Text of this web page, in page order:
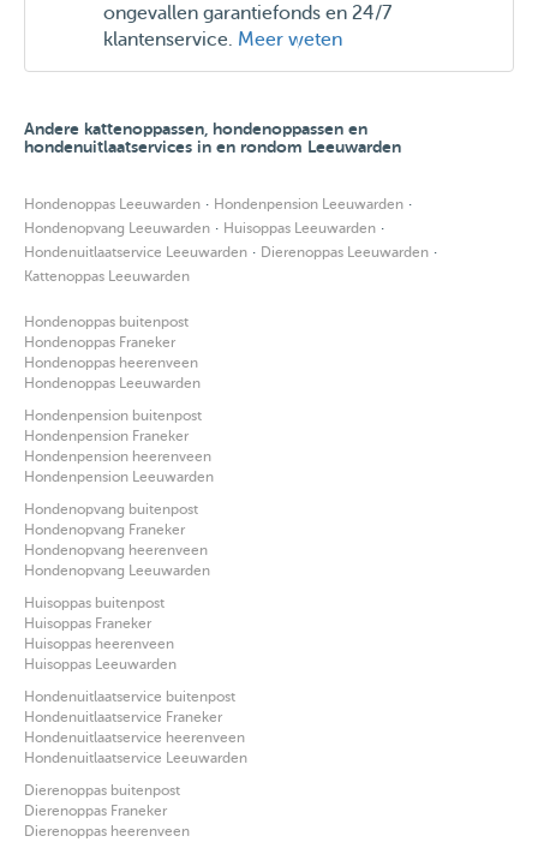
ongevallen garantiefonds en 24/7
klantenservice. Meer weten
Andere kattenoppassen, hondenoppassen en
hondenuitlaatservices in en rondom Leeuwarden
Hondenoppas Leeuwarden · Hondenpension Leeuwarden ·
Hondenopvang Leeuwarden · Huisoppas Leeuwarden ·
Hondenuitlaatservice Leeuwarden · Dierenoppas Leeuwarden ·
Kattenoppas Leeuwarden
Hondenoppas buitenpost
Hondenoppas Franeker
Hondenoppas heerenveen
Hondenoppas Leeuwarden
Hondenpension buitenpost
Hondenpension Franeker
Hondenpension heerenveen
Hondenpension Leeuwarden
Hondenopvang buitenpost
Hondenopvang Franeker
Hondenopvang heerenveen
Hondenopvang Leeuwarden
Huisoppas buitenpost
Huisoppas Franeker
Huisoppas heerenveen
Huisoppas Leeuwarden
Hondenuitlaatservice buitenpost
Hondenuitlaatservice Franeker
Hondenuitlaatservice heerenveen
Hondenuitlaatservice Leeuwarden
Dierenoppas buitenpost
Dierenoppas Franeker
Dierenoppas heerenveen